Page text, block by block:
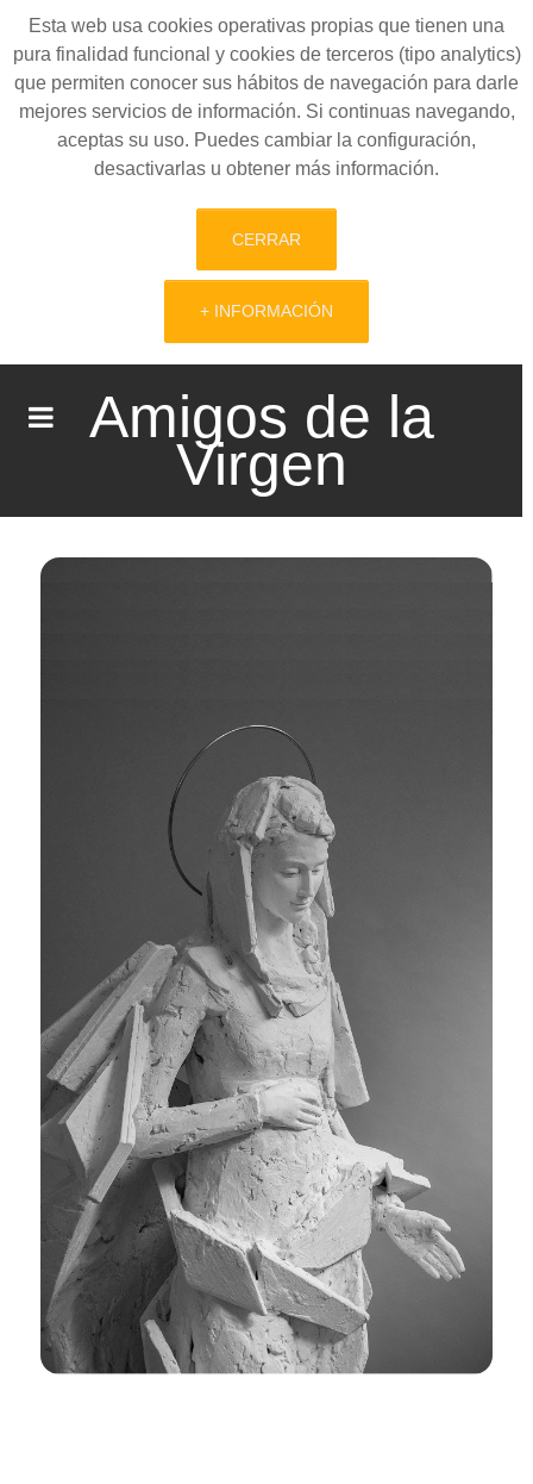
Esta web usa cookies operativas propias que tienen una
pura finalidad funcional y cookies de terceros (tipo analytics)
que permiten conocer sus hábitos de navegación para darle
mejores servicios de información. Si continuas navegando,
aceptas su uso. Puedes cambiar la configuración,
desactivarlas u obtener más información.
CERRAR
+ INFORMACIÓN
Amigos de la
Virgen